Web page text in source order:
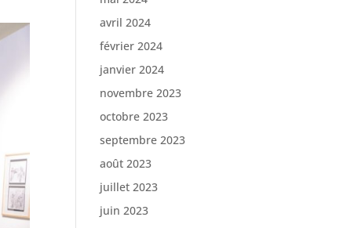
avril 2024
février 2024
janvier 2024
novembre 2023
octobre 2023
septembre 2023
août 2023
juillet 2023
juin 2023